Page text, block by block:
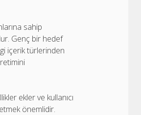
sahip
Genç bir hedef
içerik türlerinden
ekler ve kullanıcı
önemlidir.